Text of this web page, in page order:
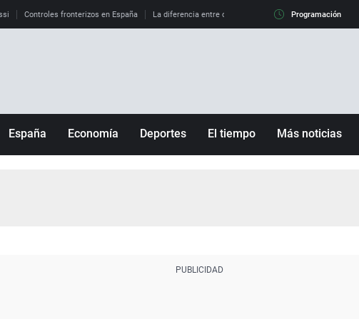
Controles fronterizos en España La diferencia entre observar el eclipse al 99% y al 100%
Programación
España Economía Deportes El tiempo Más noticias